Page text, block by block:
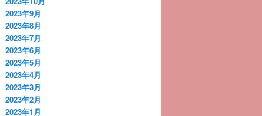
2023年9月
2023年8月
2023年7月
2023年6月
2023年5月
2023年4月
2023年3月
2023年2月
2023年1月